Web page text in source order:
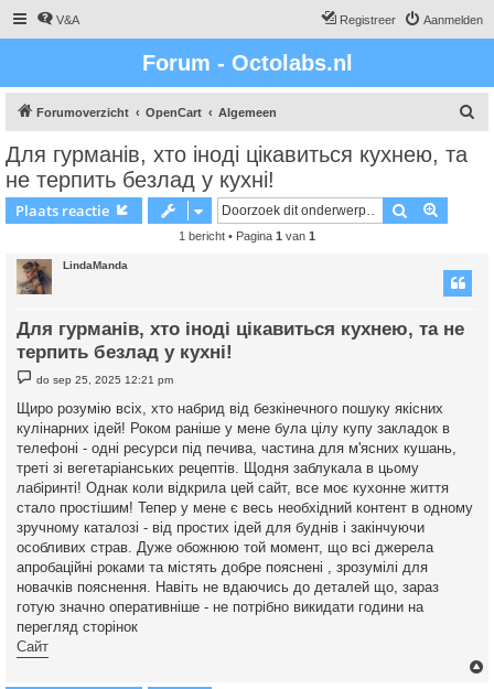
V&A Aanmelden
Registreer
Forum - Octolabs.nl
Forumoverzicht OpenCart Algemeen
Для гурманів, хто іноді цікавиться кухнею, та
не терпить безлад у кухні!
Plaats reactie Zoek
1 bericht • Pagina 1 van 1
LindaManda
Для гурманів, хто іноді цікавиться кухнею, та не
терпить безлад у кухні!
e
i
c
t
do sep 25, 2025 12:21 pm
Щиро розумію всіх, хто набрид від безкінечного пошуку якісних
кулінарних ідей! Роком раніше у мене була цілу купу закладок в
телефоні - одні ресурси під печива, частина для м'ясних кушань,
треті зі вегетаріанських рецептів. Щодня заблукала в цьому
лабіринті! Однак коли відкрила цей сайт, все моє кухонне життя
стало простішим! Тепер у мене є весь необхідний контент в одному
зручному каталозі - від простих ідей для буднів і закінчуючи
особливих страв. Дуже обожнюю той момент, що всі джерела
апробаційні роками та містять добре пояснені , зрозумілі для
новачків пояснення. Навіть не вдаючись до деталей що, зараз
готую значно оперативніше - не потрібно викидати години на
перегляд сторінок
Сайт